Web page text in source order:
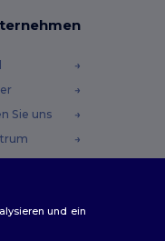
Sie uns
und ein